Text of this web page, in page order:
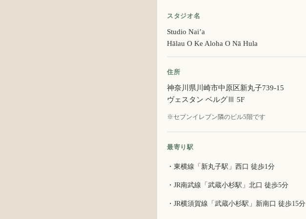
スタジオ名
Studio Nai’a
Hālau O Ke Aloha O Nā Hula
住所
神奈川県川崎市中原区新丸子739-15
ヴェスタン ベルグⅢ 5F
※セブンイレブン隣のビル5階です
最寄り駅
・東横線「新丸子駅」西口 徒歩1分
・JR南武線「武蔵小杉駅」北口 徒歩5分
・JR横須賀線「武蔵小杉駅」新南口 徒歩15分